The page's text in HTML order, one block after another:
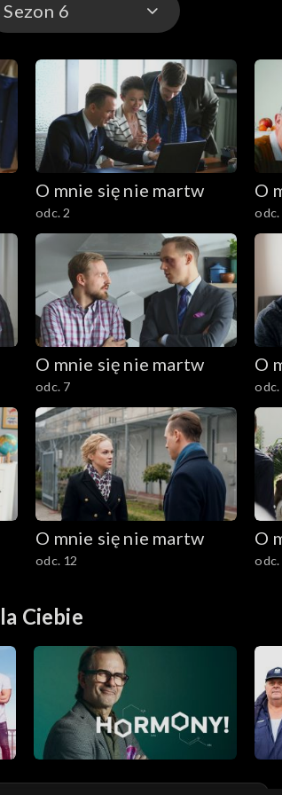
wyznaje.
Sezon 6
Sezon 1
Sezon 2
Sezon 3
Sezon 4
Sezon 5
Sezon 6
Sezon 7
Sezon 8
Sezon 9
Sezon 10
Sezon 11
Sezon 12
O mnie się nie martw
odc. 2
O
odc.
O mnie się nie martw
odc. 7
O
odc.
O mnie się nie martw
odc. 12
O
odc.
Ciebie